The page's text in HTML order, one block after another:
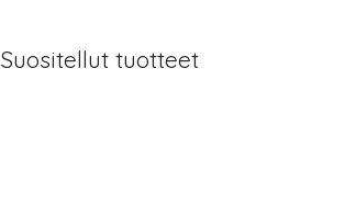
Suositellut tuotteet